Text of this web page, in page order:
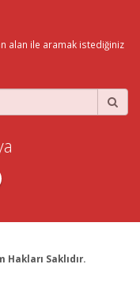
alan ile aramak istediğiniz
Hakları Saklıdır.